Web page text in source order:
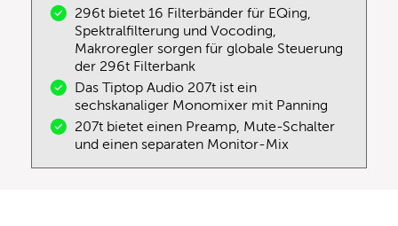
296t bietet 16 Filterbänder für EQing,
Spektralfilterung und Vocoding,
Makroregler sorgen für globale Steuerung
der 296t Filterbank
Das Tiptop Audio 207t ist ein
sechskanaliger Monomixer mit Panning
207t bietet einen Preamp, Mute-Schalter
und einen separaten Monitor-Mix